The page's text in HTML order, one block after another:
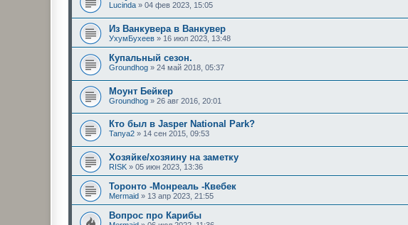
Lucinda » 04 фев 2023, 15:05
Из Ванкувера в Ванкувер
УхумБухеев » 16 июл 2023, 13:48
Купальный сезон.
Groundhog » 24 май 2018, 05:37
Моунт Бейкер
Groundhog » 26 авг 2016, 20:01
Кто был в Jasper National Park?
Tanya2 » 14 сен 2015, 09:53
Хозяйке/хозяину на заметку
RISK » 05 июн 2023, 13:36
Торонто -Монреаль -Квебек
Mermaid » 13 апр 2023, 21:55
Вопрос про Карибы